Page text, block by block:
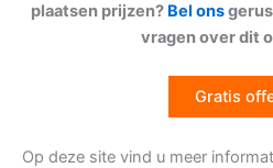
plaatsen prijzen? Bel ons
vragen over dit
Gratis
Op deze site vind u meer